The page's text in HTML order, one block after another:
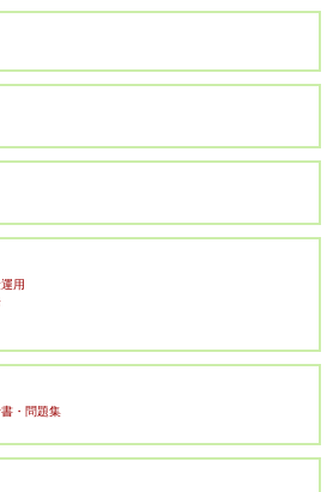
用
・問題集